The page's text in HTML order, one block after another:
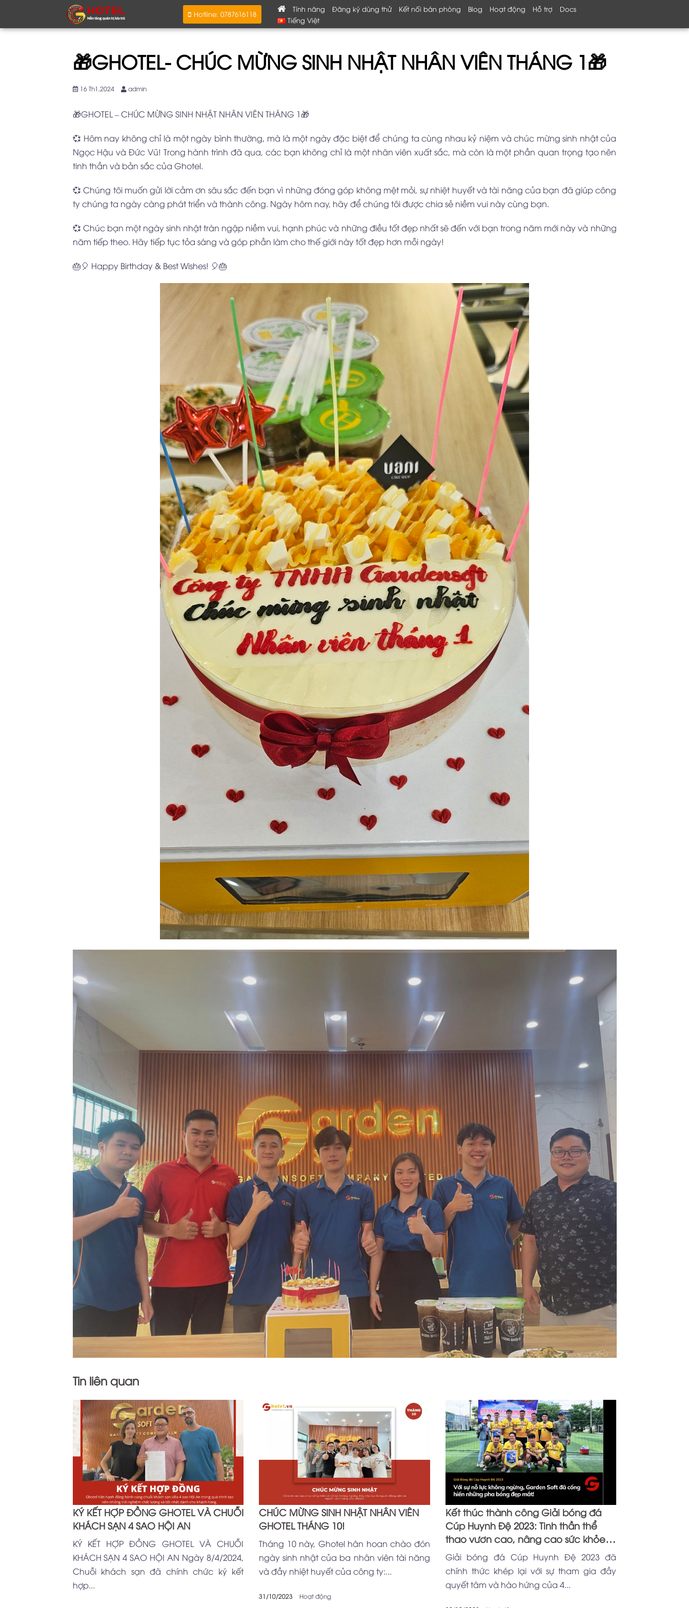
Hotline: 0787616118
Tính năng Đăng ký dùng thử Kết nối bán phòng Blog Hoạt động Hỗ trợ
Docs
Tiếng Việt
🎁GHOTEL- CHÚC MỪNG SINH NHẬT NHÂN VIÊN THÁNG 1🎁
16 Th1,2024 admin
🎁GHOTEL – CHÚC MỪNG SINH NHẬT NHÂN VIÊN THÁNG 1🎁
💞 Hôm nay không chỉ là một ngày bình thường, mà là một ngày đặc biệt để chúng ta cùng nhau kỷ niệm và chúc mừng sinh nhật của
Ngọc Hậu và Đức Vũ! Trong hành trình đã qua, các bạn không chỉ là một nhân viên xuất sắc, mà còn là một phần quan trọng tạo nên
tinh thần và bản sắc của Ghotel.
💞 Chúng tôi muốn gửi lời cảm ơn sâu sắc đến bạn vì những đóng góp không mệt mỏi, sự nhiệt huyết và tài năng của bạn đã giúp công
ty chúng ta ngày càng phát triển và thành công. Ngày hôm nay, hãy để chúng tôi được chia sẻ niềm vui này cùng bạn.
💞 Chúc bạn một ngày sinh nhật tràn ngập niềm vui, hạnh phúc và những điều tốt đẹp nhất sẽ đến với bạn trong năm mới này và những
năm tiếp theo. Hãy tiếp tục tỏa sáng và góp phần làm cho thế giới này tốt đẹp hơn mỗi ngày!
🎂🎈 Happy Birthday & Best Wishes! 🎈🎂
Tin liên quan
KÝ KẾT HỢP ĐỒNG GHOTEL VÀ CHUỖI
KHÁCH SẠN 4 SAO HỘI AN
KÝ KẾT HỢP ĐỒNG GHOTEL VÀ CHUỖI
KHÁCH SẠN 4 SAO HỘI AN Ngày 8/4/2024,
Chuỗi khách sạn đã chính chức ký kết
hợp...
CHÚC MỪNG SINH NHẬT NHÂN VIÊN
GHOTEL THÁNG 10!
Tháng 10 này, Ghotel hân hoan chào đón
ngày sinh nhật của ba nhân viên tài năng
và đầy nhiệt huyết của công ty:...
31/10/2023 Hoạt động
Kết thúc thành công Giải bóng đá
Cúp Huynh Đệ 2023: Tinh thần thể
thao vươn cao, nâng cao sức khỏe
toàn diện
Giải bóng đá Cúp Huynh Đệ 2023 đã
chính thức khép lại với sự tham gia đầy
quyết tâm và hào hứng của 4...